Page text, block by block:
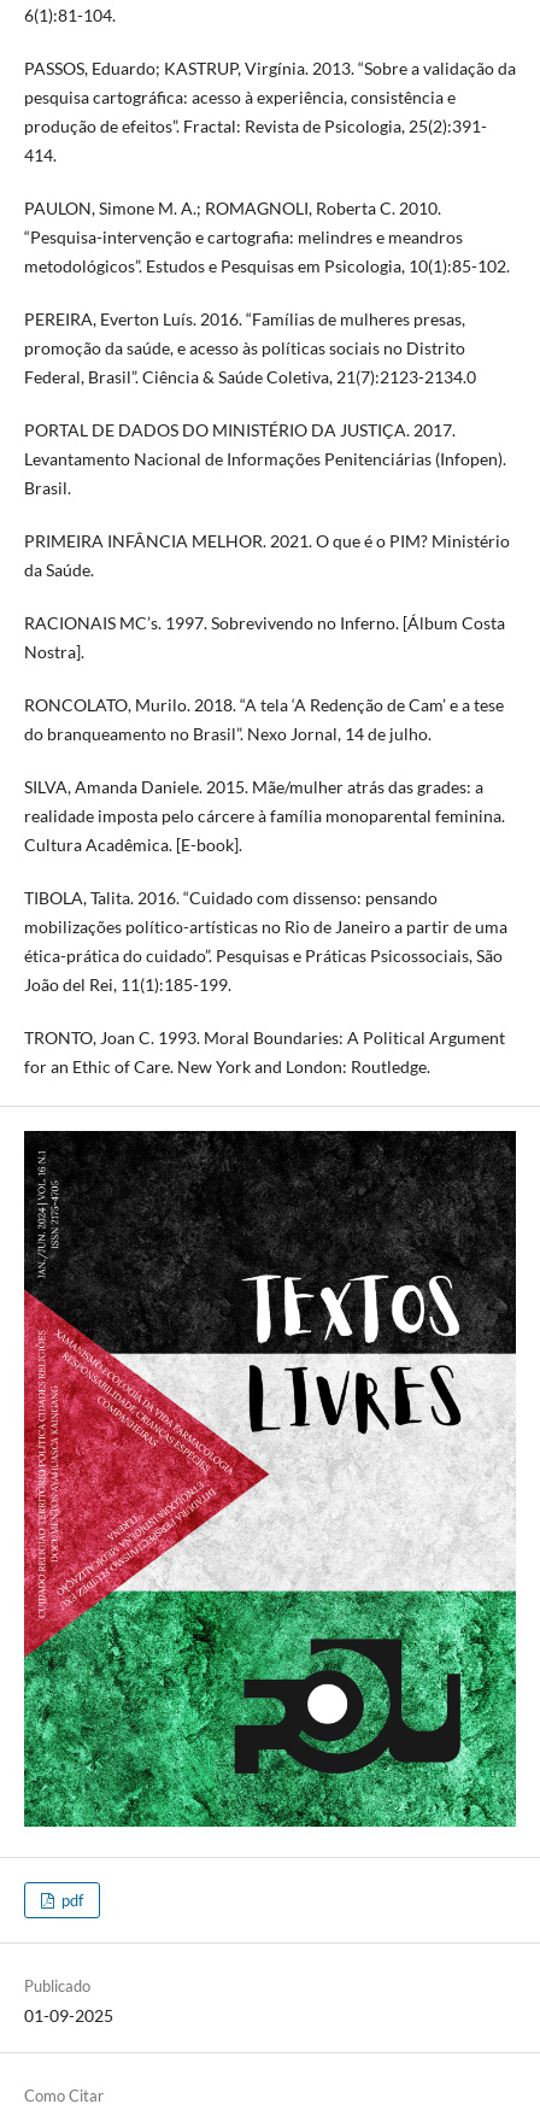
6(1):81-104.
PASSOS, Eduardo; KASTRUP, Virgínia. 2013. “Sobre a validação da
pesquisa cartográfica: acesso à experiência, consistência e
produção de efeitos”. Fractal: Revista de Psicologia, 25(2):391-
414.
PAULON, Simone M. A.; ROMAGNOLI, Roberta C. 2010.
“Pesquisa-intervenção e cartografia: melindres e meandros
metodológicos”. Estudos e Pesquisas em Psicologia, 10(1):85-102.
PEREIRA, Everton Luís. 2016. “Famílias de mulheres presas,
promoção da saúde, e acesso às políticas sociais no Distrito
Federal, Brasil”. Ciência & Saúde Coletiva, 21(7):2123-2134.0
PORTAL DE DADOS DO MINISTÉRIO DA JUSTIÇA. 2017.
Levantamento Nacional de Informações Penitenciárias (Infopen).
Brasil.
PRIMEIRA INFÂNCIA MELHOR. 2021. O que é o PIM? Ministério
da Saúde.
RACIONAIS MC’s. 1997. Sobrevivendo no Inferno. [Álbum Costa
Nostra].
RONCOLATO, Murilo. 2018. “A tela ‘A Redenção de Cam’ e a tese
do branqueamento no Brasil”. Nexo Jornal, 14 de julho.
SILVA, Amanda Daniele. 2015. Mãe/mulher atrás das grades: a
realidade imposta pelo cárcere à família monoparental feminina.
Cultura Acadêmica. [E-book].
TIBOLA, Talita. 2016. “Cuidado com dissenso: pensando
mobilizações político-artísticas no Rio de Janeiro a partir de uma
ética-prática do cuidado”. Pesquisas e Práticas Psicossociais, São
João del Rei, 11(1):185-199.
TRONTO, Joan C. 1993. Moral Boundaries: A Political Argument
for an Ethic of Care. New York and London: Routledge.
pdf
Publicado
01-09-2025
Como Citar